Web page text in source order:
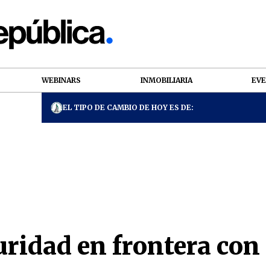
WEBINARS INMOBILIARIA
EL TIPO DE CAMBIO DE HOY ES DE:
en frontera con